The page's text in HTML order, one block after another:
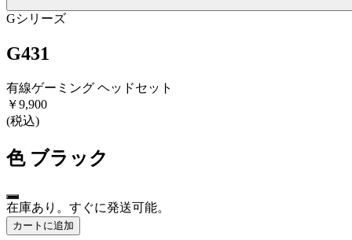
Gシリーズ
G431
有線ゲーミング ヘッドセット
￥9,900
(税込)
色 ブラック
在庫あり。すぐに発送可能。
カートに追加